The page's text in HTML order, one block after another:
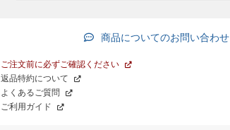
商品についてのお問い合わせ
ご注文前に必ずご確認ください
返品特約について
よくあるご質問
ご利用ガイド